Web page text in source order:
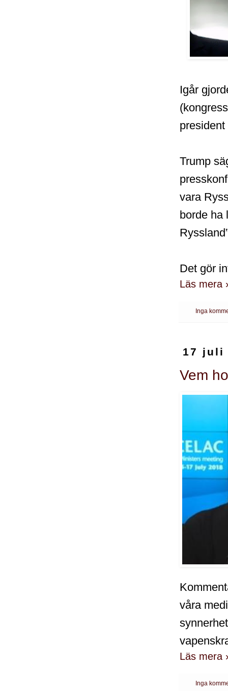
Igår
Trump
vara
borde ha
Det gör
Läs mera
Inga
17 juli
Vem
våra
Läs mera
Inga